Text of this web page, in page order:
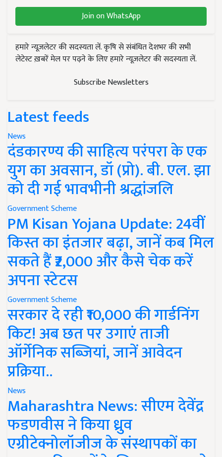
Join on WhatsApp
हमारे न्यूज़लेटर की सदस्यता लें. कृषि से संबंधित देशभर की सभी
लेटेस्ट ख़बरें मेल पर पढ़ने के लिए हमारे न्यूज़लेटर की सदस्यता लें.
Subscribe Newsletters
Latest feeds
News
दंडकारण्य की साहित्य परंपरा के एक
युग का अवसान, डॉ (प्रो). बी. एल. झा
को दी गई भावभीनी श्रद्धांजलि
Government Scheme
PM Kisan Yojana Update: 24वीं
किस्त का इंतजार बढ़ा, जानें कब मिल
सकते हैं ₹2,000 और कैसे चेक करें
अपना स्टेटस
Government Scheme
सरकार दे रही ₹10,000 की गार्डनिंग
किट! अब छत पर उगाएं ताजी
ऑर्गेनिक सब्जियां, जानें आवेदन
प्रक्रिया..
News
Maharashtra News: सीएम देवेंद्र
फडणवीस ने किया ध्रुव
एग्रीटेक्नोलॉजीज के संस्थापकों का